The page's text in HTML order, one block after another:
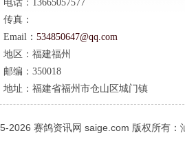
电话： 13665057577
传真：
Email： 534850647@qq.com
地区： 福建福州
邮编： 350018
地址： 福建省福州市仓山区城门镇
2026 赛鸽资讯网 saige.com 版权所有：